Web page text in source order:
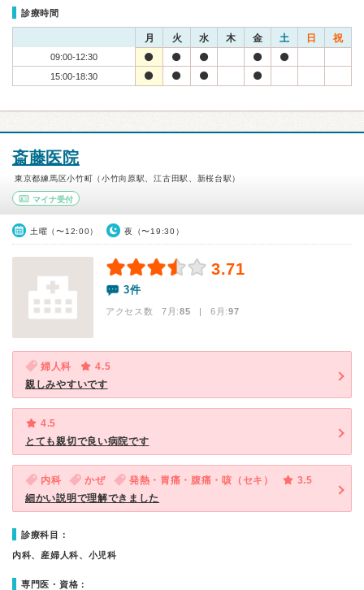
診療時間
月 火 水 木 金 土 日 祝
09:00-12:30
15:00-18:30
斎藤医院
東京都練馬区小竹町（小竹向原駅、江古田駅、新桜台駅）
マイナ受付
土曜（〜12:00） 夜（〜19:30）
3.71
3件
アクセス数 7月:85 | 6月:97
婦人科
4.5
親しみやすいです
4.5
とても親切で良い病院です
内科 かぜ 発熱・胃痛・腹痛・咳（セキ）
3.5
細かい説明で理解できました
診療科目：
内科、産婦人科、小児科
専門医・資格：